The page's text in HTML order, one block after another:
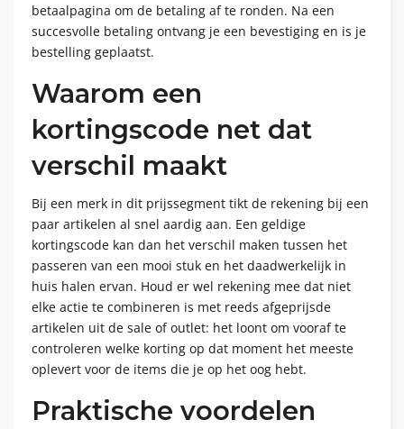
betaalpagina om de betaling af te ronden. Na een
succesvolle betaling ontvang je een bevestiging en is je
bestelling geplaatst.
Waarom een
kortingscode net dat
verschil maakt
Bij een merk in dit prijssegment tikt de rekening bij een
paar artikelen al snel aardig aan. Een geldige
kortingscode kan dan het verschil maken tussen het
passeren van een mooi stuk en het daadwerkelijk in
huis halen ervan. Houd er wel rekening mee dat niet
elke actie te combineren is met reeds afgeprijsde
artikelen uit de sale of outlet: het loont om vooraf te
controleren welke korting op dat moment het meeste
oplevert voor de items die je op het oog hebt.
Praktische voordelen